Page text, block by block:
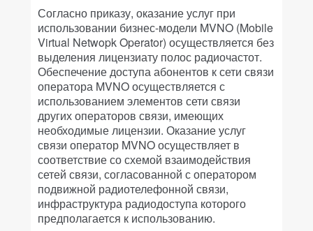
Согласно приказу, оказание услуг при
использовании бизнес-модели MVNO (Mobile
Virtual Netwopk Operator) осуществляется без
выделения лицензиату полос радиочастот.
Обеспечение доступа абонентов к сети связи
оператора MVNO осуществляется с
использованием элементов сети связи
других операторов связи, имеющих
необходимые лицензии. Оказание услуг
связи оператор MVNO осуществляет в
соответствие со схемой взаимодействия
сетей связи, согласованной с оператором
подвижной радиотелефонной связи,
инфраструктура радиодоступа которого
предполагается к использованию.